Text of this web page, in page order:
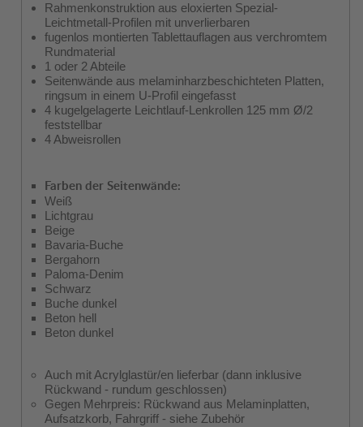
Rahmenkonstruktion aus eloxierten Spezial-
Leichtmetall-Profilen mit unverlierbaren
fugenlos montierten Tablettauflagen aus verchromtem
Rundmaterial
1 oder 2 Abteile
Seitenwände aus melaminharzbeschichteten Platten,
ringsum in einem U-Profil eingefasst
4 kugelgelagerte Leichtlauf-Lenkrollen 125 mm Ø/2
feststellbar
4 Abweisrollen
Farben der Seitenwände:
Weiß
Lichtgrau
Beige
Bavaria-Buche
Bergahorn
Paloma-Denim
Schwarz
Buche dunkel
Beton hell
Beton dunkel
Auch mit Acrylglastür/en lieferbar (dann inklusive
Rückwand - rundum geschlossen)
Gegen Mehrpreis: Rückwand aus Melaminplatten,
Aufsatzkorb, Fahrgriff - siehe Zubehör